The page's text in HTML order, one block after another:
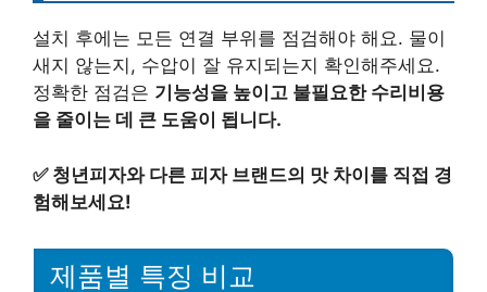
설치 후에는 모든 연결 부위를 점검해야 해요. 물이
새지 않는지, 수압이 잘 유지되는지 확인해주세요.
정확한 점검은 기능성을 높이고 불필요한 수리비용
을 줄이는 데 큰 도움이 됩니다.
✅ 청년피자와 다른 피자 브랜드의 맛 차이를 직접 경
험해보세요!
제품별 특징 비교